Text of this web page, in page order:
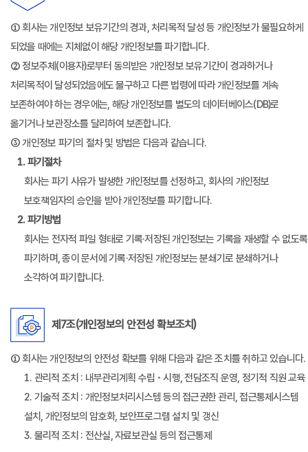
① 회사는 개인정보 보유기간의 경과, 처리목적 달성 등 개인정보가 불필요하게
되었을 때에는 지체없이 해당 개인정보를 파기합니다.
② 정보주체(이용자)로부터 동의받은 개인정보 보유기간이 경과하거나
처리목적이 달성되었음에도 불구하고 다른 법령에 따라 개인정보를 계속
보존하여야 하는 경우에는, 해당 개인정보를 별도의 데이터베이스(DB)로
옮기거나 보관장소를 달리하여 보존합니다.
③ 개인정보 파기의 절차 및 방법은 다음과 같습니다.
1. 파기절차
회사는 파기 사유가 발생한 개인정보를 선정하고, 회사의 개인정보
보호책임자의 승인을 받아 개인정보를 파기합니다.
2. 파기방법
회사는 전자적 파일 형태로 기록·저장된 개인정보는 기록을 재생할 수 없도록
파기하며, 종이 문서에 기록·저장된 개인정보는 분쇄기로 분쇄하거나
소각하여 파기합니다.
제7조(개인정보의 안전성 확보조치)
① 회사는 개인정보의 안전성 확보를 위해 다음과 같은 조치를 취하고 있습니다.
1. 관리적 조치 : 내부관리계획 수립・시행, 전담조직 운영, 정기적 직원 교육
2. 기술적 조치 : 개인정보처리시스템 등의 접근권한 관리, 접근통제시스템
설치, 개인정보의 암호화, 보안프로그램 설치 및 갱신
3. 물리적 조치 : 전산실, 자료보관실 등의 접근통제